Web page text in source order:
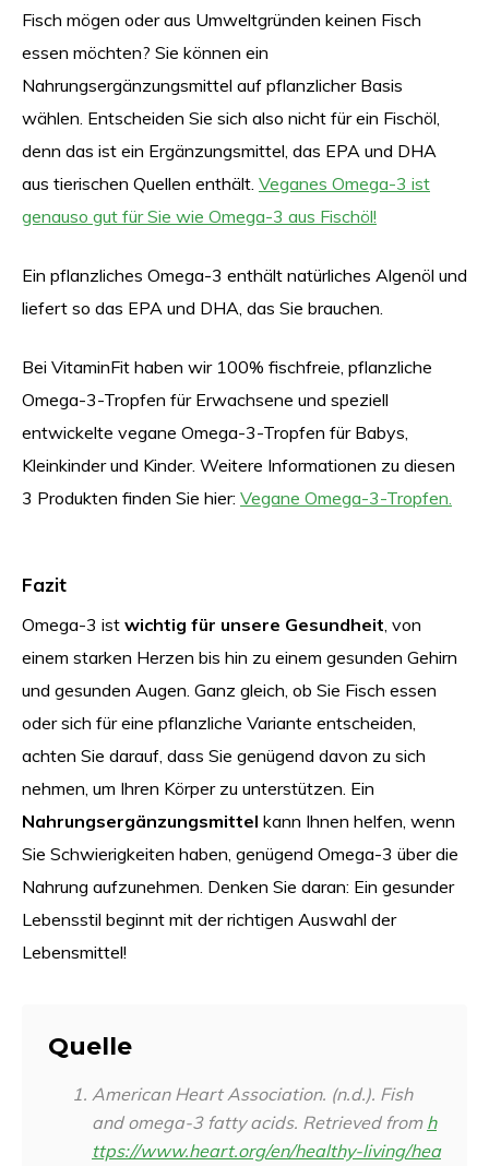
Fisch mögen oder aus Umweltgründen keinen Fisch
essen möchten? Sie können ein
Nahrungsergänzungsmittel auf pflanzlicher Basis
wählen. Entscheiden Sie sich also nicht für ein Fischöl,
denn das ist ein Ergänzungsmittel, das EPA und DHA
aus tierischen Quellen enthält. Veganes Omega-3 ist
genauso gut für Sie wie Omega-3 aus Fischöl!
Ein pflanzliches Omega-3 enthält natürliches Algenöl und
liefert so das EPA und DHA, das Sie brauchen.
Bei VitaminFit haben wir 100% fischfreie, pflanzliche
Omega-3-Tropfen für Erwachsene und speziell
entwickelte vegane Omega-3-Tropfen für Babys,
Kleinkinder und Kinder. Weitere Informationen zu diesen
3 Produkten finden Sie hier: Vegane Omega-3-Tropfen.
Fazit
Omega-3 ist wichtig für unsere Gesundheit , von
einem starken Herzen bis hin zu einem gesunden Gehirn
und gesunden Augen. Ganz gleich, ob Sie Fisch essen
oder sich für eine pflanzliche Variante entscheiden,
achten Sie darauf, dass Sie genügend davon zu sich
nehmen, um Ihren Körper zu unterstützen. Ein
Nahrungsergänzungsmittel kann Ihnen helfen, wenn
Sie Schwierigkeiten haben, genügend Omega-3 über die
Nahrung aufzunehmen. Denken Sie daran: Ein gesunder
Lebensstil beginnt mit der richtigen Auswahl der
Lebensmittel!
Quelle
American Heart Association. (n.d.). Fish
and omega-3 fatty acids. Retrieved from h
ttps://www.heart.org/en/healthy-living/hea